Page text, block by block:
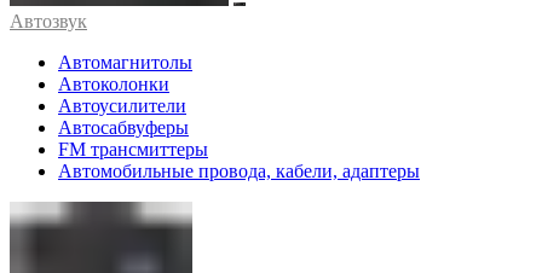
Автозвук
Автомагнитолы
Автоколонки
Автоусилители
Автосабвуферы
FM трансмиттеры
Автомобильные провода, кабели, адаптеры